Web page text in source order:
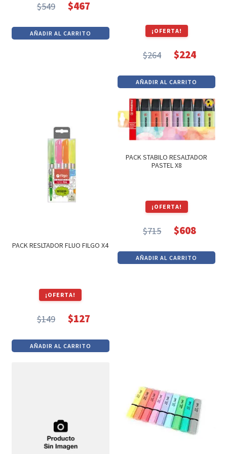
$549
precio
original
$467
precio
actual
AÑADIR AL CARRITO ¡OFERTA!
$264
precio
original
era:
$264.
$224
precio
actual
es:
$224.
AÑADIR AL CARRITO
PACK RESLTADOR FLUO FILGO X4
¡OFERTA!
$149
precio
original
$127
precio
actual
AÑADIR AL CARRITO
PACK STABILO RESALTADOR
PASTEL X8
¡OFERTA!
$715
precio
original
$608
precio
actual
AÑADIR AL CARRITO